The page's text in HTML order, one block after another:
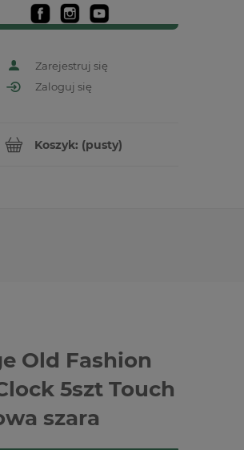
Zarejestruj się
Zaloguj się
Koszyk: (pusty)
Old Fashion
5szt Touch
szara